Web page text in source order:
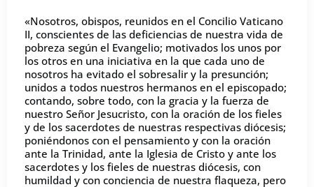
«Nosotros, obispos, reunidos en el Concilio Vaticano
II, conscientes de las deficiencias de nuestra vida de
pobreza según el Evangelio; motivados los unos por
los otros en una iniciativa en la que cada uno de
nosotros ha evitado el sobresalir y la presunción;
unidos a todos nuestros hermanos en el episcopado;
contando, sobre todo, con la gracia y la fuerza de
nuestro Señor Jesucristo, con la oración de los fieles
y de los sacerdotes de nuestras respectivas diócesis;
poniéndonos con el pensamiento y con la oración
ante la Trinidad, ante la Iglesia de Cristo y ante los
sacerdotes y los fieles de nuestras diócesis, con
humildad y con conciencia de nuestra flaqueza, pero